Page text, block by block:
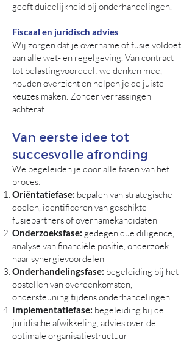
geeft duidelijkheid bij onderhandelingen.
Fiscaal en juridisch advies
Wij zorgen dat je overname of fusie voldoet
aan alle wet- en regelgeving. Van contract
tot belastingvoordeel: we denken mee,
houden overzicht en helpen je de juiste
keuzes maken. Zonder verrassingen
achteraf.
Van eerste idee tot
succesvolle afronding
We begeleiden je door alle fasen van het
proces:
Oriëntatiefase: bepalen van strategische
doelen, identificeren van geschikte
fusiepartners of overnamekandidaten
Onderzoeksfase: gedegen due diligence,
analyse van financiële positie, onderzoek
naar synergievoordelen
Onderhandelingsfase: begeleiding bij het
opstellen van overeenkomsten,
ondersteuning tijdens onderhandelingen
Implementatiefase: begeleiding bij de
juridische afwikkeling, advies over de
optimale organisatiestructuur